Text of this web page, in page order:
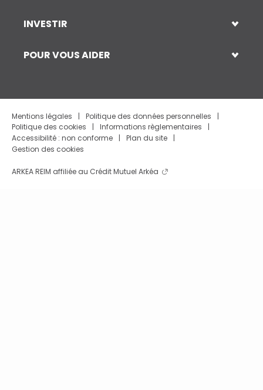
INVESTIR
POUR VOUS AIDER
Mentions légales
Politique des données personnelles
Politique des cookies
Informations règlementaires
Accessibilité : non conforme
Plan du site
Gestion des cookies
ARKEA REIM affiliée au Crédit Mutuel Arkéa